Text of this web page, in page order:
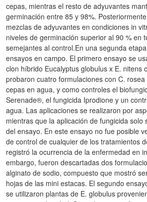
cepas, mientras el resto de adyuvantes
germinación entre 85 y 98%.
mezclas de adyuvantes en condiciones in
niveles de germinación superior al 90 % en
semejantes al control.En una segunda
ensayos en campo. El primero ensayo se
clon híbrido Eucalyptus globulus x E. nitens
probaron cuatro formulaciones con C.
cepas en agua, y como controles el
Serenade®, el fungicida Iprodione y un
agua. Las aplicaciones se realizaron por
mientras que la aplicación de fungicida solo
del ensayo. En este ensayo no fue posible
de control de cualquier de los tratamientos
registró la ocurrencia de la enfermedad en
embargo, fueron descartadas dos
alginato de sodio, compuesto que mostró
hojas de las mini estacas. El segundo
se utilizaron plantas de E. globulus